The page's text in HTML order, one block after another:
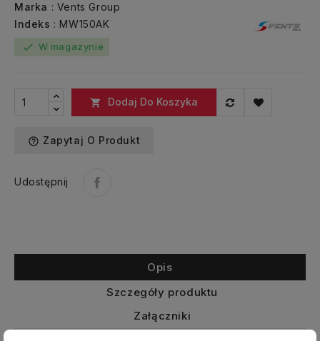
Marka : Vents Group
Indeks : MW150AK
check W magazynie
 Dodaj Do Koszyka
help_outline Zapytaj O Produkt
Udostępnij
Opis
Szczegóły produktu
Załączniki